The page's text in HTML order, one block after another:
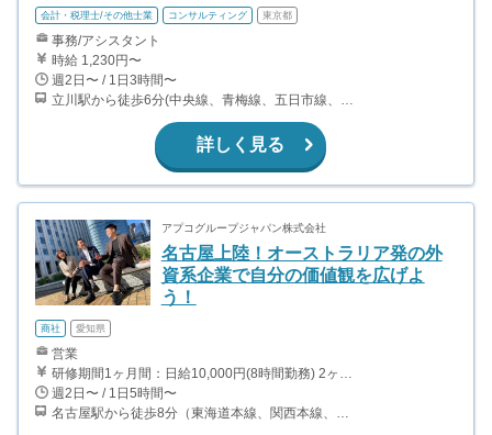
会計・税理士/その他士業 コンサルティング 東京都
事務/アシスタント
時給 1,230円〜
週2日〜 / 1日3時間〜
詳しく見る
アプコグループジャパン株式会社
名古屋上陸！オーストラリア発の外
資系企業で自分の価値観を広げよ
う！
商社 愛知県
営業
週2日〜 / 1日5時間〜